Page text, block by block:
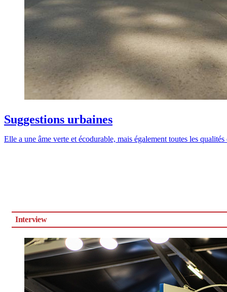
Suggestions urbaines
Elle a une âme verte et écodurable, mais également toutes les
Interview